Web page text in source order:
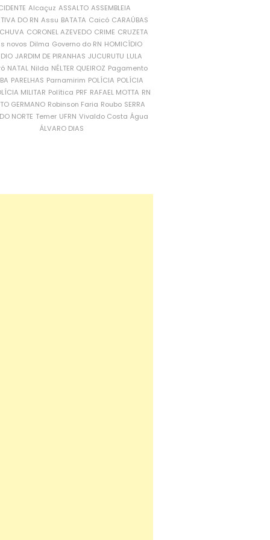
Alcaçuz ASSALTO ASSEMBLEIA
DO RN Assu BATATA Caicó CARAÚBAS
CORONEL AZEVEDO CRIME CRUZETA
novos Dilma Governo do RN HOMICÍDIO
JARDIM DE PIRANHAS JUCURUTU LULA
NATAL Nilda NÉLTER QUEIROZ Pagamento
PARELHAS Parnamirim POLÍCIA POLÍCIA
MILITAR Política PRF RAFAEL MOTTA RN
GERMANO Robinson Faria Roubo SERRA
NORTE Temer UFRN Vivaldo Costa Água
ÁLVARO DIAS